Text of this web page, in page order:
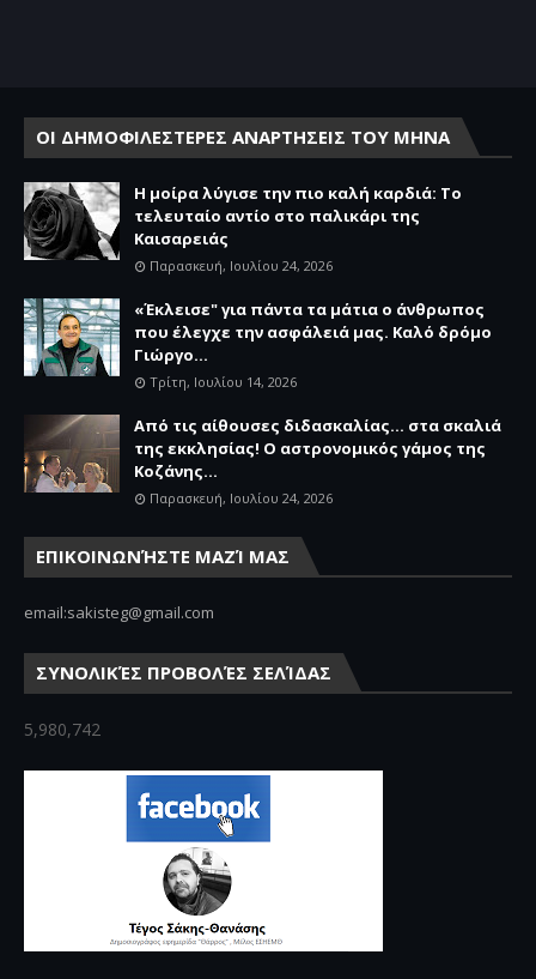
ΟΙ ΔΗΜΟΦΙΛΕΣΤΕΡΕΣ ΑΝΑΡΤΗΣΕΙΣ ΤΟΥ ΜΗΝΑ
Η μοίρα λύγισε την πιο καλή καρδιά: Το
τελευταίο αντίο στο παλικάρι της
Καισαρειάς
Παρασκευή, Ιουλίου 24, 2026
«Έκλεισε" για πάντα τα μάτια ο άνθρωπος
που έλεγχε την ασφάλειά μας. Καλό δρόμο
Γιώργο...
Τρίτη, Ιουλίου 14, 2026
Από τις αίθουσες διδασκαλίας… στα σκαλιά
της εκκλησίας! Ο αστρονομικός γάμος της
Κοζάνης...
Παρασκευή, Ιουλίου 24, 2026
ΕΠΙΚΟΙΝΩΝΉΣΤΕ ΜΑΖΊ ΜΑΣ
email:sakisteg@gmail.com
ΣΥΝΟΛΙΚΈΣ ΠΡΟΒΟΛΈΣ ΣΕΛΊΔΑΣ
5,980,742